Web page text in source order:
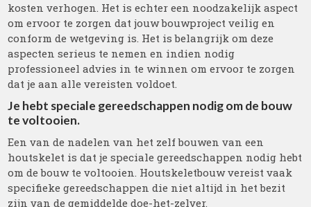
kosten verhogen. Het is echter een noodzakelijk aspect
om ervoor te zorgen dat jouw bouwproject veilig en
conform de wetgeving is. Het is belangrijk om deze
aspecten serieus te nemen en indien nodig
professioneel advies in te winnen om ervoor te zorgen
dat je aan alle vereisten voldoet.
Je hebt speciale gereedschappen nodig om de bouw
te voltooien.
Een van de nadelen van het zelf bouwen van een
houtskelet is dat je speciale gereedschappen nodig hebt
om de bouw te voltooien. Houtskeletbouw vereist vaak
specifieke gereedschappen die niet altijd in het bezit
zijn van de gemiddelde doe-het-zelver.